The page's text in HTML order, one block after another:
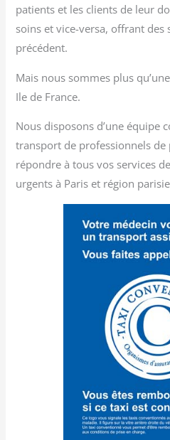
patients et les clients de leur
soins et vice-versa, offrant des
précédent.
Mais nous sommes plus
Ile de France.
Nous disposons d’une équipe
transport de professionnels
répondre à tous vos services
urgents à Paris et région